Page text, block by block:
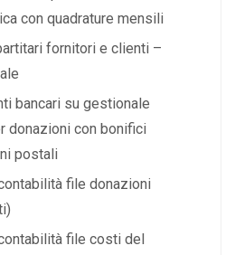
con quadrature mensili
fornitori e clienti –
bancari su gestionale
donazioni con bonifici
postali
file donazioni
file costi del